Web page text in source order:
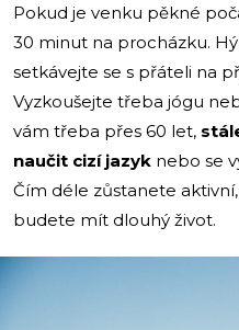
Pokud je venku pěkné
30 minut na procházku.
setkávejte se s přáteli na
Vyzkoušejte třeba jógu
vám třeba přes 60 let,
naučit cizí jazyk nebo se
Čím déle zůstanete
budete mít dlouhý život.